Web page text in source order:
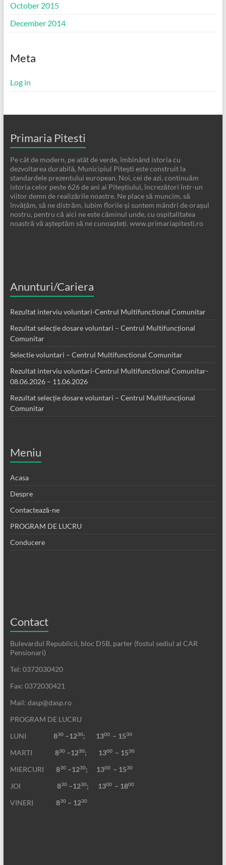
October 2015
December 2014
Meta
Log in
Primaria Pitesti
Pe cât de modern, pe atât de verde, îmbinând istoria cu
dezvoltarea durabilă, Municipiul Pitești este construit la
standardele prezentului european. Noi, cei de azi, continuăm
istoria celor peste 626 de ani ai Piteștiului, încrezători într-un
viitor demn de realizările noastre. Ne place să muncim, să
învățăm, să ne distrăm, iubim florile și suntem mândri de orașul
nostru, pentru că aici ne este căminul unde, cu ospitalitatea
noastră vă așteptăm să ne cunoașteți. www.primariapitesti.ro
Anunturi/Cariera
Rezultat interviu voluntari-Centrul Multifunctional Comunitar
Rezultat selecție dosare voluntari – Centrul Multifuncțional
Comunitar
Selectie voluntari – Centrul Multifunctional Comunitar
Rezultat interviu voluntari-Centrul Multifunctional Comunitar-
08.06.2026 – 11.06.2026
Rezultat selecție dosare voluntari – Centrul Multifuncțional
Comunitar
Meniu
Acasa
Despre
Contactează-ne
PROGRAM DE LUCRU
Conducere
Contact
Bulevardul Republicii, bloc D5B, parter (fostul sediul al CAR
Pensionari)
Tel: 0372030420
Fax: 0372030421
Mail: dasp@dasp.ro
PROGRAM DE LUCRU
LUNI
830–1230; 1300 – 1530
MARTI 830–1230; 1300 – 1530
MIERCURI 830–1230; 1300 – 1530
JOI 830–1230; 1300 – 1800
VINERI 830– 1230